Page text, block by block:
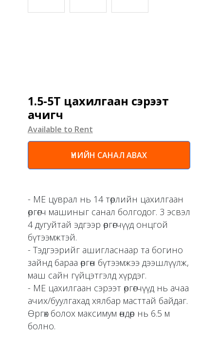
1.5-5T цахилгаан сэрээт
ачигч
Available to Rent
ҮНИЙН САНАЛ АВАХ
- ME цуврал нь 14 төрлийн цахилгаан
өргөгч машиныг санал болгодог. 3 эсвэл
4 дугуйтай эдгээр өргөгчүүд онцгой
бүтээмжтэй.
- Тэдгээрийг ашигласнаар та богино
зайнд бараа өргөн бүтээмжээ дээшлүүлж,
маш сайн гүйцэтгэлд хүрдэг.
- ME цахилгаан сэрээт өргөгчүүд нь ачаа
ачих/буулгахад хялбар масттай байдаг.
Өргөх болох максимум өндөр нь 6.5 м
болно.